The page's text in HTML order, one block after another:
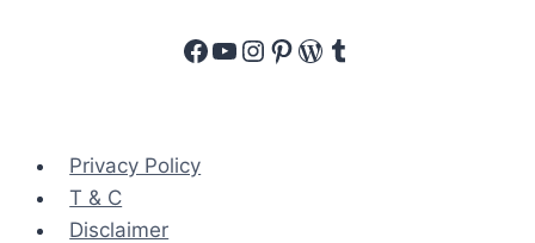
Facebook
YouTube
Instagram
Pinterest
WordPress
Tumblr
Privacy Policy
T & C
Disclaimer